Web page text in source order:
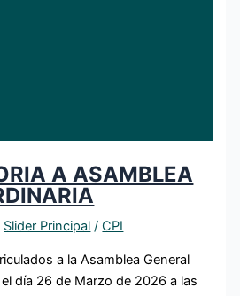
A ASAMBLEA
Slider Principal /CPI
a la Asamblea General
día 26 de Marzo de 2026 a las